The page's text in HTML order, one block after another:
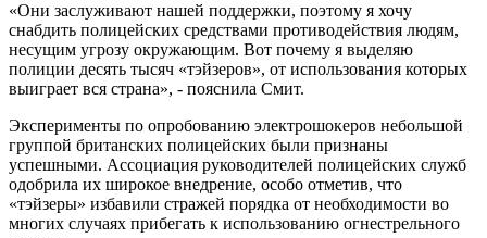
«Они заслуживают нашей поддержки, поэтому я хочу
снабдить полицейских средствами противодействия людям,
несущим угрозу окружающим. Вот почему я выделяю
полиции десять тысяч «тэйзеров», от использования которых
выиграет вся страна», - пояснила Смит.
Эксперименты по опробованию электрошокеров небольшой
группой британских полицейских были признаны
успешными. Ассоциация руководителей полицейских служб
одобрила их широкое внедрение, особо отметив, что
«тэйзеры» избавили стражей порядка от необходимости во
многих случаях прибегать к использованию огнестрельного